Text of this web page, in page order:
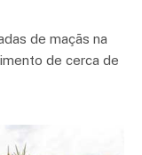
de maçãs na
de cerca de